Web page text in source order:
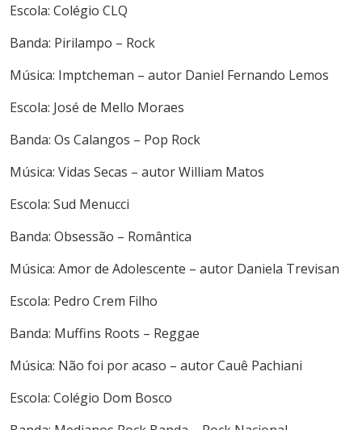
Escola: Colégio CLQ
Banda: Pirilampo – Rock
Música: Imptcheman – autor Daniel Fernando Lemos
Escola: José de Mello Moraes
Banda: Os Calangos – Pop Rock
Música: Vidas Secas – autor William Matos
Escola: Sud Menucci
Banda: Obsessão – Romântica
Música: Amor de Adolescente – autor Daniela Trevisan
Escola: Pedro Crem Filho
Banda: Muffins Roots – Reggae
Música: Não foi por acaso – autor Cauê Pachiani
Escola: Colégio Dom Bosco